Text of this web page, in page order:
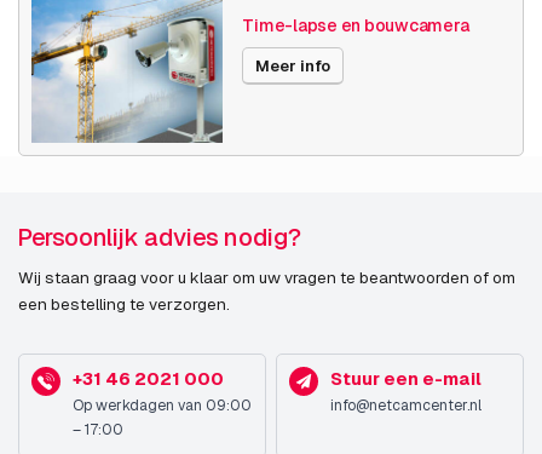
Time-lapse en bouwcamera
Meer info
Persoonlijk advies nodig?
Wij staan graag voor u klaar om uw vragen te beantwoorden of om
een bestelling te verzorgen.
+31 46 2021 000
Op werkdagen van 09:00
– 17:00
Stuur een e-mail
info@netcamcenter.nl